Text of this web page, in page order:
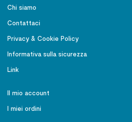
Chi siamo
Contattaci
Privacy & Cookie Policy
Informativa sulla sicurezza
Link
Il mio account
I miei ordini